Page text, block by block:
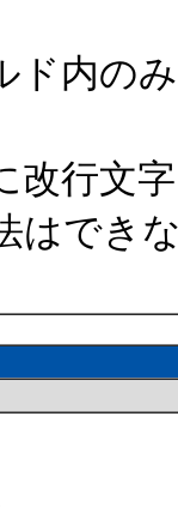
ド内の
改行文
はでき